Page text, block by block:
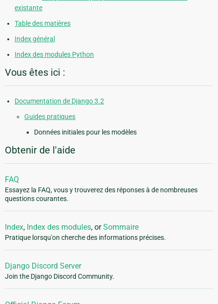
existante
Table des matières
Index général
Index des modules Python
Vous êtes ici :
Documentation de Django 3.2
Guides pratiques
Données initiales pour les modèles
Obtenir de l'aide
FAQ
Essayez la FAQ, vous y trouverez des réponses à de nombreuses
questions courantes.
Index, Index des modules, orSommaire
Pratique lorsqu'on cherche des informations précises.
Django Discord Server
Join the Django Discord Community.